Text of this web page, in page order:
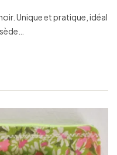
Unique et pratique, idéal